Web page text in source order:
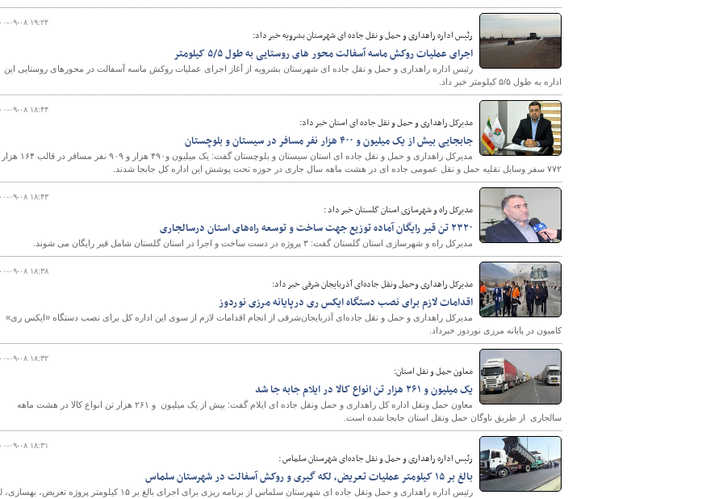
شهرسازی
۱۴۰۰-۰۹-۰۸
رئیس اداره راهداری و حمل و نقل جاده ای شهرستان بشرویه خبر داد:
اجرای عملیات روکش ماسه آسفالت محور های روستایی به طول ۵/۵ کیلومتر
رئیس اداره راهداری و حمل و نقل جاده ای شهرستان بشرویه از آغاز اجرای عملیات روکش ماسه آسفالت در محورهای روستایی این
اداره به طول ۵/۵ کیلومتر خبر داد.
۱۴۰۰-۰۹-۰۸
مدیرکل راهداری و حمل و نقل جاده ای استان خبر داد:
جابجایی بیش از یک میلیون و ۴۰۰ هزار نفر مسافر در سیستان و بلوچستان
مدیرکل راهداری و حمل و نقل جاده ای استان سیستان و بلوچستان گفت: یک میلیون و۴۹۰ هزار و
۷۷۲ سفر وسایل نقلیه حمل و نقل عمومی جاده ای در هشت ماهه سال جاری در حوزه تحت پوشش این اداره کل جابجا شدند.
۱۴۰۰-۰۹-۰۸
مدیرکل راه و شهرسازی استان گلستان خبر داد :
۲۳۲۰ تن قیر رایگان آماده توزیع جهت ساخت و توسعه راه‌های استان درسالجاری
مدیرکل راه و شهرسازی استان گلستان گفت: ۳ پروژه در دست ساخت و اجرا در استان گلستان شامل قیر رایگان می شوند.
۱۴۰۰-۰۹-۰۸
مدیرکل راهداری وحمل ونقل جاده‌ای آذربایجان شرقی خبر داد:
اقدامات لازم برای نصب دستگاه ایکس ری درپایانه مرزی نوردوز
مدیرکل راهداری و حمل و نقل جاده‌ای آذربایجان‌شرقی از انجام اقدامات لازم از سوی این اداره کل برای نصب دستگاه «ایکس ری»
کامیون در پایانه مرزی نوردوز خبرداد.
۱۴۰۰-۰۹-۰۸
معاون حمل و نقل استان:
یک میلیون و ۲۶۱ هزار تن انواع کالا در ایلام جابه جا شد
معاون حمل ونقل اداره کل راهداری و حمل ونقل جاده ای ایلام گفت: بیش از یک میلیون و ۲۶۱ هزار تن انواع کالا در هشت ماهه
سالجاری از طریق ناوگان حمل ونقل استان جابجا شده است.
۱۴۰۰-۰۹-۰۸
رئیس اداره راهداری و حمل و نقل جاده‌ای شهرستان سلماس :
بالغ بر ۱۵ کیلومتر عملیات تعریض، لکه گیری و روکش آسفالت در شهرستان سلماس
رئیس اداره راهداری و حمل ونقل جاده ای شهرستان سلماس از برنامه ریزی برای اجرای بالغ بر ۱۵ کیلومتر پروژه تعریض،